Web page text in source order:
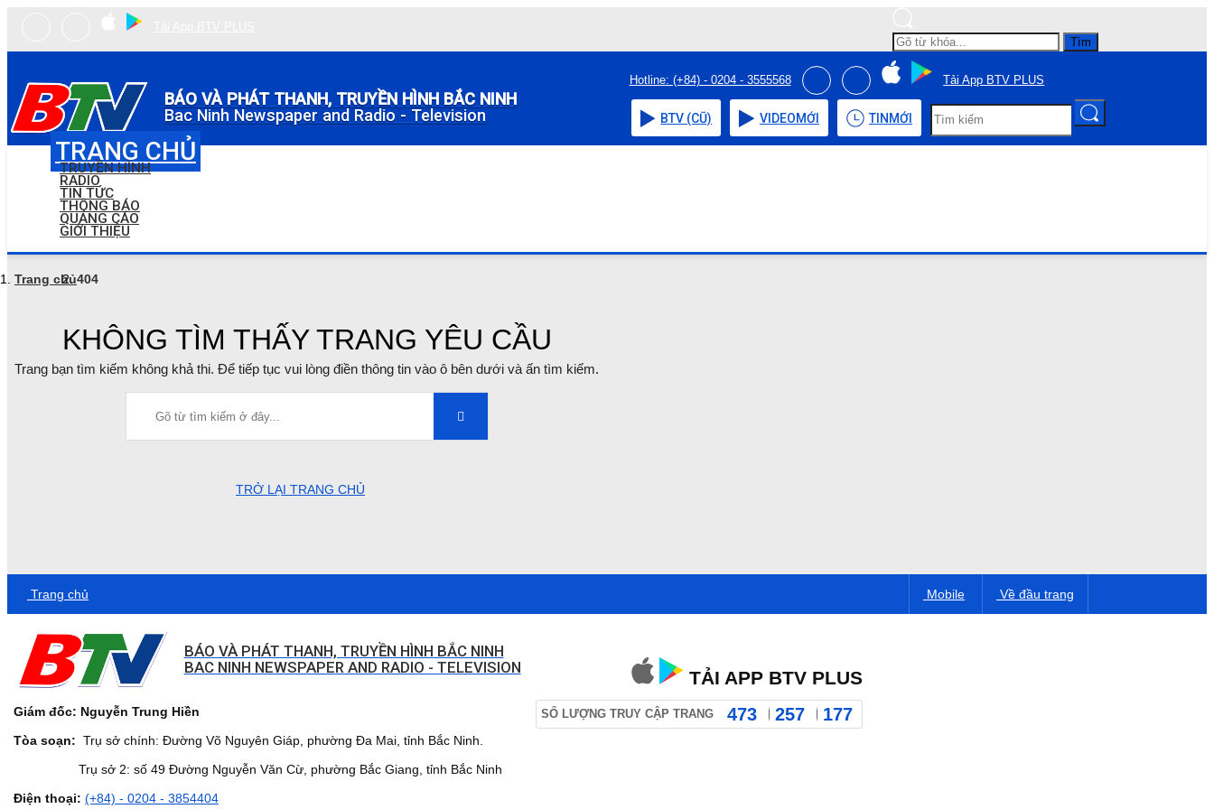
Tìm
BÁO VÀ PHÁT THANH, TRUYỀN HÌNH BẮC NINH
Bac Ninh Newspaper and Radio - Television
Hotline: (+84) - 0204 - 3555568 Tải App BTV PLUS
BTV (CŨ) VIDEOMỚI TIN MỚI
TRANG CHỦ
TRUYỀN HÌNH
RADIO
TIN TỨC
THÔNG BÁO
QUẢNG CÁO
GIỚI THIỆU
Trang chủ404
KHÔNG TÌM THẤY TRANG YÊU CẦU
Trang bạn tìm kiếm không khả thi. Để tiếp tục vui lòng điền thông tin vào ô bên dưới và ấn tìm kiếm.
TRỞ LẠI TRANG CHỦ
Trang chủ Mobile Về đầu trang
BÁO VÀ PHÁT THANH, TRUYỀN HÌNH BẮC NINH
BAC NINH NEWSPAPER AND RADIO - TELEVISION
Giám đốc: Nguyễn Trung Hiền
Tòa soạn: Trụ sở chính: Đường Võ Nguyên Giáp, phường Đa Mai, tỉnh Bắc Ninh.
Trụ sở 2: số 49 Đường Nguyễn Văn Cừ, phường Bắc Giang, tỉnh Bắc Ninh
Điện thoại: (+84) - 0204 - 3854404
TẢI APP BTV PLUS
473 257 177
SỐ LƯỢNG TRUY CẬP TRANG